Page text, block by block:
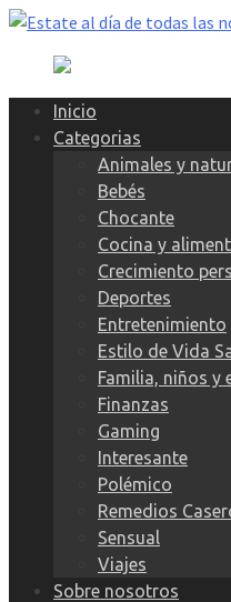
Skip
content
Inicio
Categorias
Animales y
Bebés
Chocante
Cocina y
Crecimiento
Deportes
Entretenimiento
Estilo de Vida
Familia, niños y
Finanzas
Gaming
Interesante
Polémico
Remedios
Sensual
Viajes
Sobre nosotros